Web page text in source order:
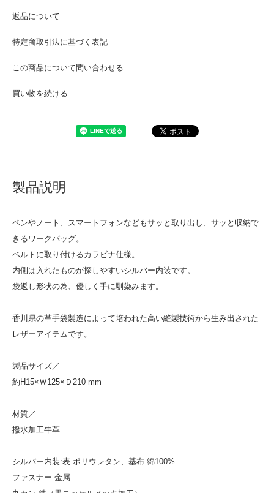
返品について
特定商取引法に基づく表記
この商品について問い合わせる
買い物を続ける
製品説明
ペンやノート、スマートフォンなどもサッと取り出し、サッと収納で
きるワークバッグ。
ベルトに取り付けるカラビナ仕様。
内側は入れたものが探しやすいシルバー内装です。
袋返し形状の為、優しく手に馴染みます。
香川県の革手袋製造によって培われた高い縫製技術から生み出された
レザーアイテムです。
製品サイズ／
約H15×Ｗ125×Ｄ210 mm
材質／
撥水加工牛革
シルバー内装:表 ポリウレタン、基布 綿100%
ファスナー:金属